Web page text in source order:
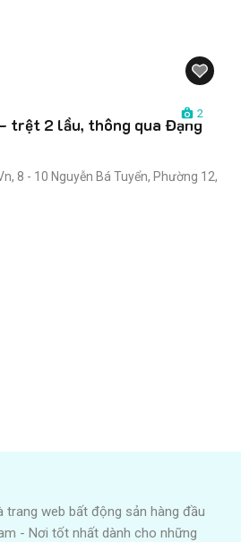
2
trệt 2 lầu, thông qua Đặng
8 - 10 Nguyễn Bá Tuyển, Phường 12,
trang web bất động sản hàng đầu
- Nơi tốt nhất dành cho những